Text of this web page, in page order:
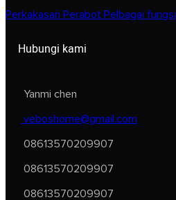
Perkakasan Perabot Pelbagai fungsi
Hubungi kami
Yanmi chen
veboshome@gmail.com
08613570209907
08613570209907
08613570209907